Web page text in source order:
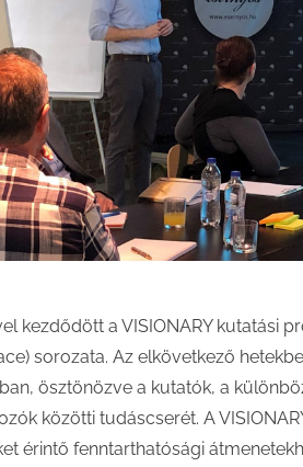
kezdődött a VISIONARY kutatási
sorozata. Az elkövetkező
ösztönözve a kutatók, a
közötti tudáscserét. A
érintő fenntarthatósági